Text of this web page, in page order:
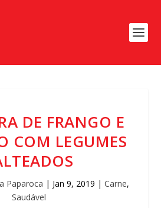
DE FRANGO E
COM LEGUMES
Paparoca | Jan 9, 2019 | Carne,
Saudável